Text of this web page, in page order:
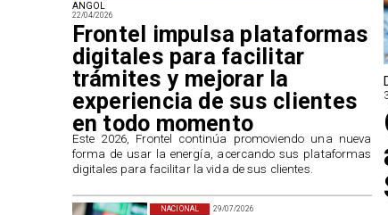
29/07/2026
NACIONAL
ANGOL
22/04/2026
Frontel impulsa plataformas
digitales para facilitar
trámites y mejorar la
experiencia de sus clientes
en todo momento
​Este 2026, Frontel continúa promoviendo una nueva
forma de usar la energía, acercando sus plataformas
digitales para facilitar la vida de sus clientes.